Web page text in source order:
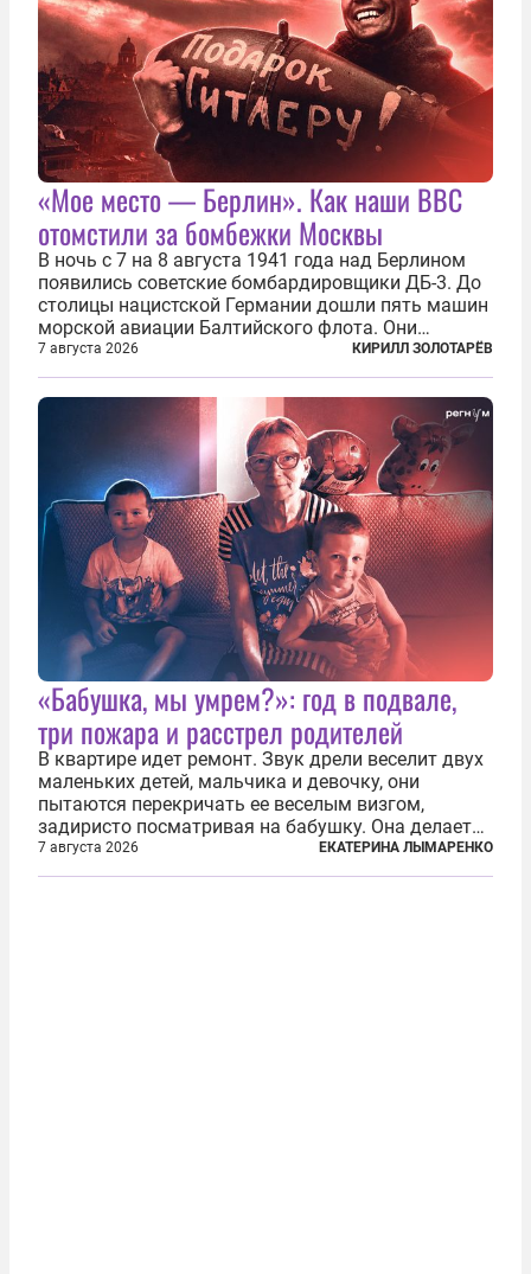
«Мое место — Берлин». Как наши ВВС
отомстили за бомбежки Москвы
В ночь с 7 на 8 августа 1941 года над Берлином
появились советские бомбардировщики ДБ-3. До
столицы нацистской Германии дошли пять машин
морской авиации Балтийского флота. Они
сбросили бомбы на город, который в тот момент
жил в полной уверенности, что война идет где-то
далеко на востоке, Красная...
7 августа 2026 КИРИЛЛ ЗОЛОТАРЁВ
«Бабушка, мы умрем?»: год в подвале,
три пожара и расстрел родителей
В квартире идет ремонт. Звук дрели веселит двух
маленьких детей, мальчика и девочку, они
пытаются перекричать ее веселым визгом,
задиристо посматривая на бабушку. Она делает
им замечание, но внуки чувствуют, что она
сердится невсерьез. И это правда: дрель, конечно,
7 августа 2026 ЕКАТЕРИНА ЛЫМАРЕНКО